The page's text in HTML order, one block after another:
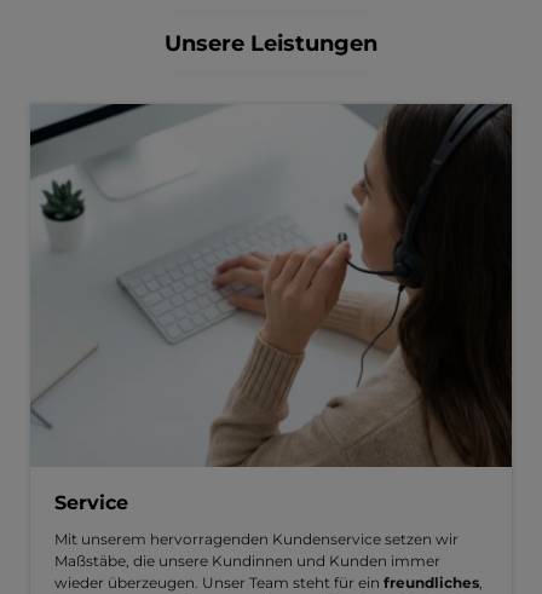
Unsere Leistungen
Service
Mit unserem hervorragenden Kundenservice setzen wir
Maßstäbe, die unsere Kundinnen und Kunden immer
wieder überzeugen. Unser Team steht für ein freundliches,